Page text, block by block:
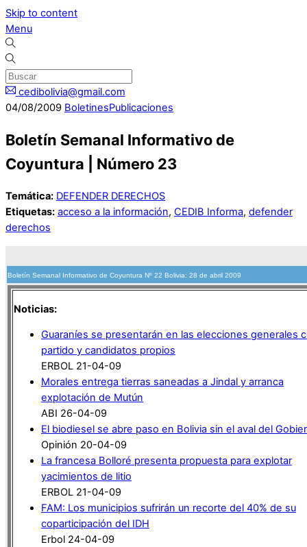
Skip to content
Menu
cedibolivia@gmail.com
04/08/2009 BoletinesPublicaciones
Boletín Semanal Informativo de
Coyuntura | Número 23
Temática: DEFENDER DERECHOS
Etiquetas: acceso a la información, CEDIB Informa, defender
derechos
Boletín Semanal Informativo de Coyuntura Nº 22 Bolivia: 28 de abril 2009
Noticias:
Guaraníes se presentarán en las elecciones generales
partido y candidatos propios
ERBOL 21-04-09
Morales entrega tierras saneadas a Jindal y arranca
explotación de Mutún
ABI 26-04-09
El biodiesel se abre paso en Bolivia sin el aval del
Opinión 20-04-09
La francesa Bolloré presenta propuesta para explotar
yacimientos de litio
ERBOL 21-04-09
FAM: Los municipios sufrirán un recorte del 40% de su
coparticipación del IDH
Erbol 24-04-09